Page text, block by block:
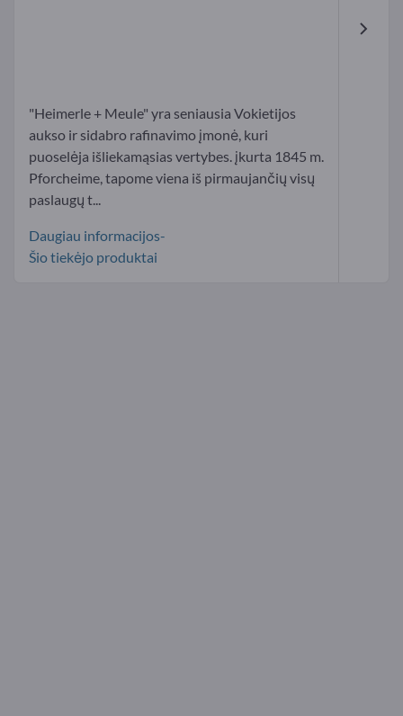
"Heimerle + Meule" yra seniausia Vokietijos
aukso ir sidabro rafinavimo įmonė, kuri
puoselėja išliekamąsias vertybes. įkurta 1845 m.
Pforcheime, tapome viena iš pirmaujančių visų
paslaugų t...
Daugiau informacijos-
Šio tiekėjo produktai